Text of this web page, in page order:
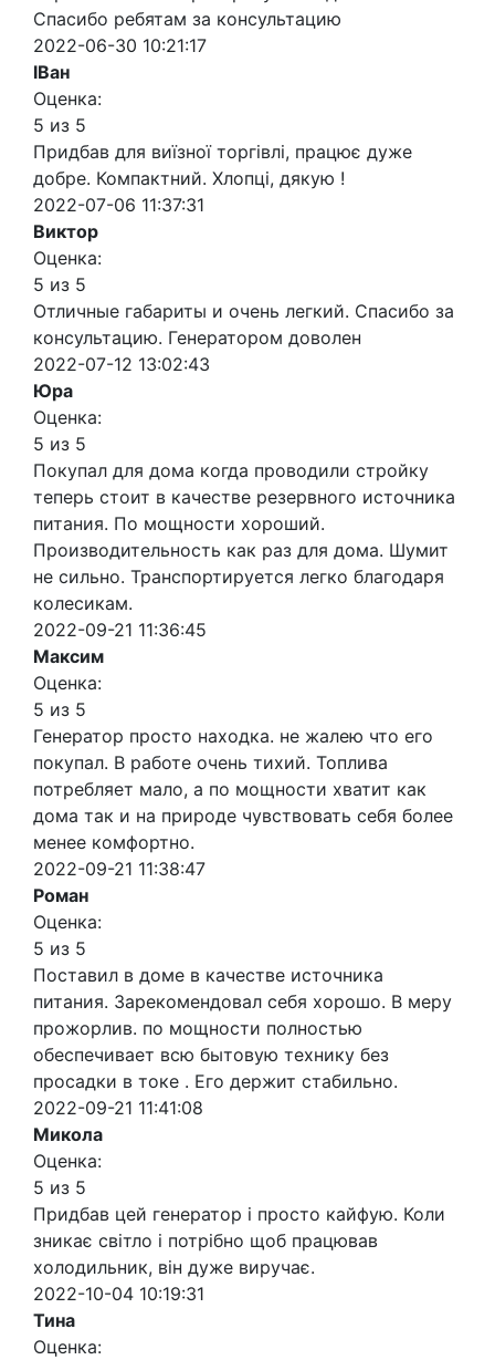
Спасибо ребятам за консультацию
2022-06-30 10:21:17
ІВан
Оценка:
5 из 5
Придбав для виїзної торгівлі, працює дуже
добре. Компактний. Хлопці, дякую !
2022-07-06 11:37:31
Виктор
Оценка:
5 из 5
Отличные габариты и очень легкий. Спасибо за
консультацию. Генератором доволен
2022-07-12 13:02:43
Юра
Оценка:
5 из 5
Покупал для дома когда проводили стройку
теперь стоит в качестве резервного источника
питания. По мощности хороший.
Производительность как раз для дома. Шумит
не сильно. Транспортируется легко благодаря
колесикам.
2022-09-21 11:36:45
Максим
Оценка:
5 из 5
Генератор просто находка. не жалею что его
покупал. В работе очень тихий. Топлива
потребляет мало, а по мощности хватит как
дома так и на природе чувствовать себя более
менее комфортно.
2022-09-21 11:38:47
Роман
Оценка:
5 из 5
Поставил в доме в качестве источника
питания. Зарекомендовал себя хорошо. В меру
прожорлив. по мощности полностью
обеспечивает всю бытовую технику без
просадки в токе . Его держит стабильно.
2022-09-21 11:41:08
Микола
Оценка:
5 из 5
Придбав цей генератор і просто кайфую. Коли
зникає світло і потрібно щоб працював
холодильник, він дуже виручає.
2022-10-04 10:19:31
Тина
Оценка: